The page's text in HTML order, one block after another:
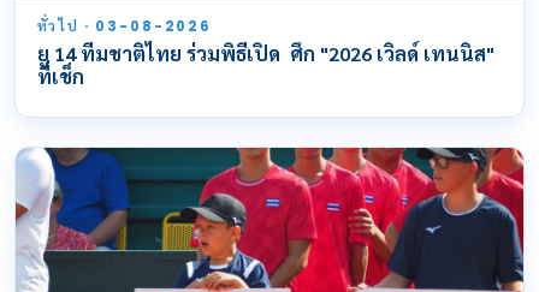
ทั่วไป · 03-08-2026
ยู 14 ทีมชาติไทย ร่วมพิธีเปิด ศึก "2026 เวิลด์ เทนนิส"
ที่เช็ก